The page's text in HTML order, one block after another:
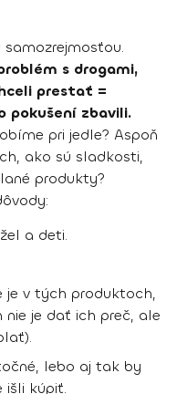
s drogami,
prestať =
pokušení zbavili.
pri jedle? Aspoň
ako sú sladkosti,
produkty?
a deti.
je v tých produktoch,
nie je dať ich preč, ale
lebo aj tak by
išli kúpiť.